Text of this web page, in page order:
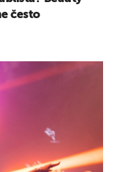
često